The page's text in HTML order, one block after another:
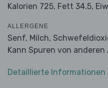
Kalorien 725, Fett 34.5,
ALLERGENE
Senf, Milch,
Kann Spuren von
Detaillierte